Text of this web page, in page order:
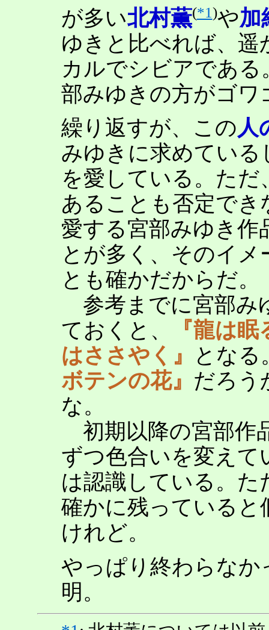
が多い北村薫(*1)や加
ゆきと比べれば、
カルでシビアであ
部みゆきの方がゴ
繰り返すが、この人
みゆきに求めてい
を愛している。た
あることも否定で
愛する宮部みゆき作
とが多く、そのイ
とも確かだからだ。
参考までに宮部み
ておくと、
『龍は眠
はささやく』
となる
ボテンの花』 だろう
な。
初期以降の宮部作
ずつ色合いを変え
は認識している。
確かに残っていると
けれど。
やっぱり終わらな
明。